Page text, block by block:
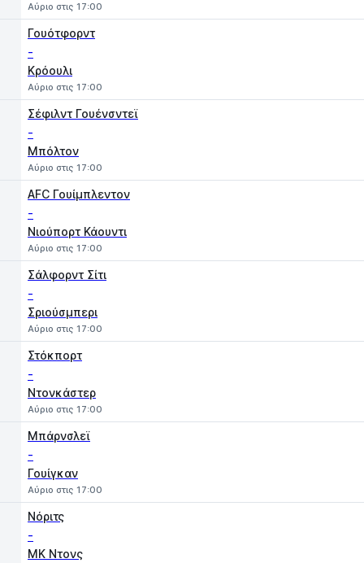
Αύριο στις 17:00
Γουότφορντ
-
Κρόουλι
Αύριο στις 17:00
Σέφιλντ Γουένσντεϊ
-
Μπόλτον
Αύριο στις 17:00
AFC Γουίμπλεντον
-
Νιούπορτ Κάουντι
Αύριο στις 17:00
Σάλφορντ Σίτι
-
Σριούσμπερι
Αύριο στις 17:00
Στόκπορτ
-
Ντονκάστερ
Αύριο στις 17:00
Μπάρνσλεϊ
-
Γουίγκαν
Αύριο στις 17:00
Νόριτς
-
MK Ντονς